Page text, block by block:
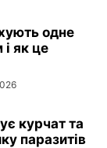
одне
і як це
курчат та
паразитів